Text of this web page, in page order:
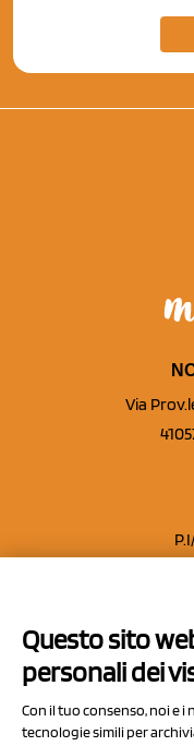
Via
Capitale
Questo sito
personali dei
Con il tuo consenso, noi e
tecnologie simili per